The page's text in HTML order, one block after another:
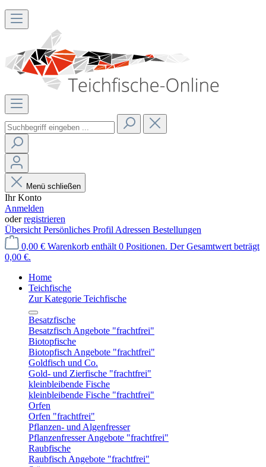
Menü schließen
Ihr Konto
Anmelden
oderregistrieren
Übersicht Persönliches Profil Adressen Bestellungen
0,00 € Warenkorb enthält 0 Positionen. Der Gesamtwert beträgt
0,00 €.
Home
Teichfische
Zur Kategorie Teichfische
Besatzfische
Besatzfisch Angebote "frachtfrei"
Biotopfische
Biotopfisch Angebote "frachtfrei"
Goldfisch und Co.
Gold- und Zierfische "frachtfrei"
kleinbleibende Fische
kleinbleibende Fische "frachtfrei"
Orfen
Orfen "frachtfrei"
Pflanzen- und Algenfresser
Pflanzenfresser Angebote "frachtfrei"
Raubfische
Raubfisch Angebote "frachtfrei"